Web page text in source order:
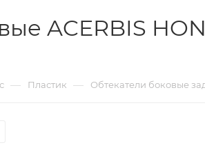
ACERBIS
— Пластик — Обтекатели боковые